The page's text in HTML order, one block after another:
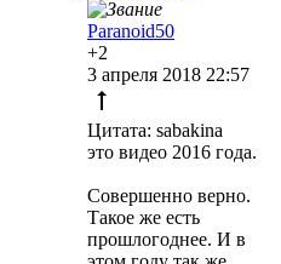
Paranoid50
+2
3 апреля 2018 22:57
Цитата: sabakina
это видео 2016 года.
Совершенно верно.
Такое же есть
прошлогоднее. И в